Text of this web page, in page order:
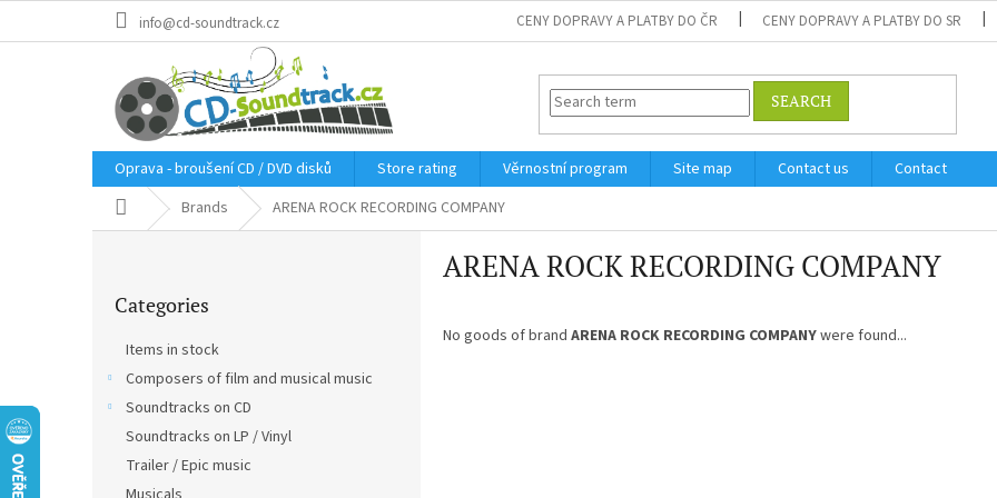
info@cd-soundtrack.cz CENY DOPRAVY A PLATBY DO ČR CENY DOPRAVY A PLATBY DO SR
SEARCH
Oprava - broušení CD / DVD disků Store rating Věrnostní program Site map Contact us
Contact
Home Brands ARENA ROCK RECORDING COMPANY
categories
Categories
Items in stock
Composers of film and musical music
Soundtracks on CD
Soundtracks on LP / Vinyl
Trailer / Epic music
ARENA ROCK RECORDING COMPANY
No goods of brand ARENA ROCK RECORDING COMPANYwere found...